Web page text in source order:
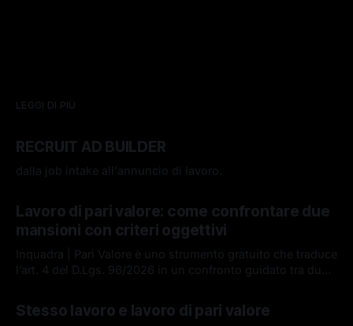
LEGGI DI PIÙ
RECRUIT AD BUILDER
dalla job intake all'annuncio di lavoro.
Lavoro di pari valore: come confrontare due
mansioni con criteri oggettivi
Inquadra | Pari Valore è uno strumento gratuito che traduce
l’art. 4 del D.Lgs. 96/2026 in un confronto guidato tra due
condizioni di lavoro. Uno strumento di ausilio all'analisi.
Stesso lavoro e lavoro di pari valore